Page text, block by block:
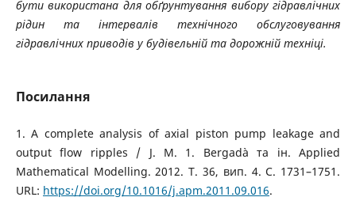
бути використана для обґрунтування вибору гідравлічних
рідин та інтервалів технічного обслуговування
гідравлічних приводів у будівельній та дорожній техніці.
Посилання
1. A complete analysis of axial piston pump leakage and
output flow ripples / J. M. 1. Bergadà та ін. Applied
Mathematical Modelling. 2012. Т. 36, вип. 4. С. 1731–1751.
URL: https://doi.org/10.1016/j.apm.2011.09.016.